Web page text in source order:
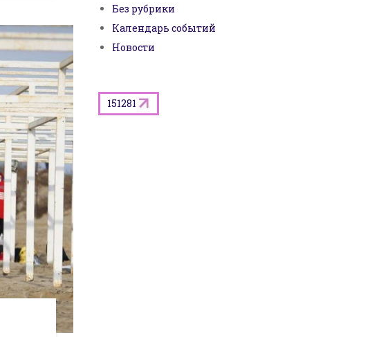
Без рубрики
Календарь событий
Новости
151281